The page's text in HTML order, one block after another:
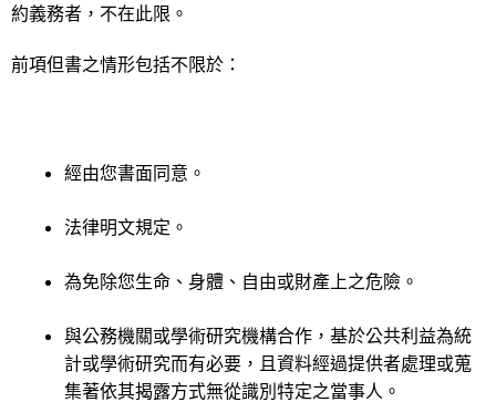
約義務者，不在此限。
前項但書之情形包括不限於：
經由您書面同意。
法律明文規定。
為免除您生命、身體、自由或財產上之危險。
與公務機關或學術研究機構合作，基於公共利益為統
計或學術研究而有必要，且資料經過提供者處理或蒐
集著依其揭露方式無從識別特定之當事人。